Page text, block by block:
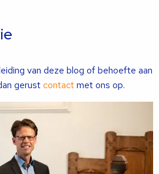
van deze blog of behoefte aan
gerustcontactmet ons op.